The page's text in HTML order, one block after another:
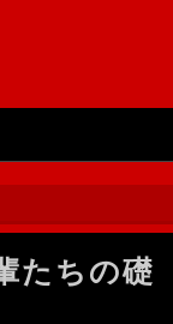
たちの礎